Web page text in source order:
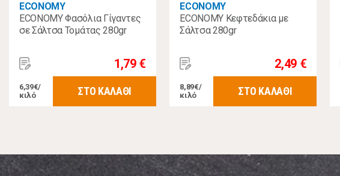
ECONOMY
ECONOMY Φασόλια Γίγαντες
σε Σάλτσα Τομάτας 280gr
1,79 €
6,39€/
κιλό
ΣΤΟ ΚΑΛΑΘΙ
ECONOMY
ECONOMY Κεφτεδάκια με
Σάλτσα 280gr
2,49 €
8,89€/
κιλό
ΣΤΟ ΚΑΛΑΘΙ